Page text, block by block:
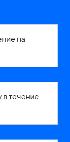
на
течение